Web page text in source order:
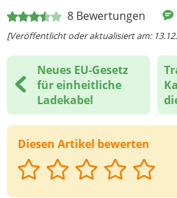
8 Bewertungen
[Veröffentlicht oder aktualisiert am:
Neues EU-Gesetz
für einheitliche
Ladekabel
Diesen Artikel bewerten
Deine E-Mail-Adresse (wenn
möchtest)
Deine Nachricht